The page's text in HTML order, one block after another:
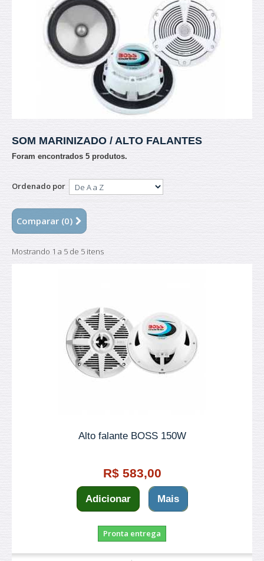
SOM MARINIZADO / ALTO FALANTES
Foram encontrados 5 produtos.
Ordenado por
Comparar (0)
Mostrando 1 a 5 de 5 itens
Alto falante BOSS 150W
R$ 583,00
Adicionar Mais
Pronta entrega